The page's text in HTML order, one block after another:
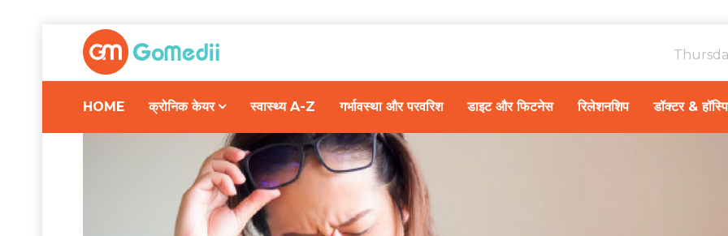
HOME क्रोनिक केयर स्वास्थ्य A-Z गर्भावस्था और परवरिश डाइट और फिटनेस रिलेशनशिप डॉक्टर &